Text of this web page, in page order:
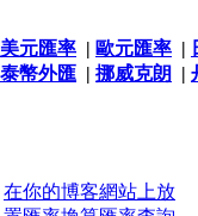
美元匯率 | 歐元匯率 |
泰幣外匯 | 挪威克朗 |
在你的博客網站上放